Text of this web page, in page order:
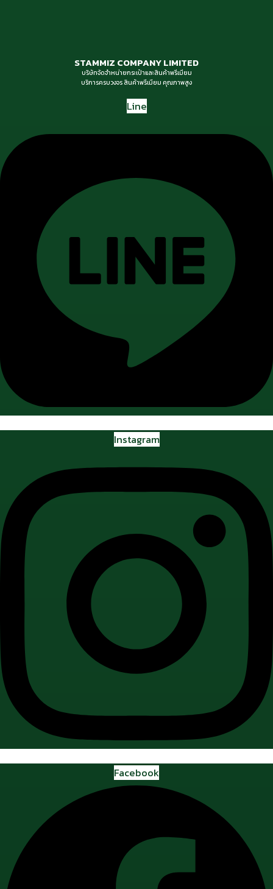
STAMMIZ COMPANY LIMITED
บริษัทจัดจำหน่ายกระเป๋าและสินค้าพรีเมียม
บริการครบวงจร สินค้าพรีเมียม คุณภาพสูง
Line
Instagram
Facebook